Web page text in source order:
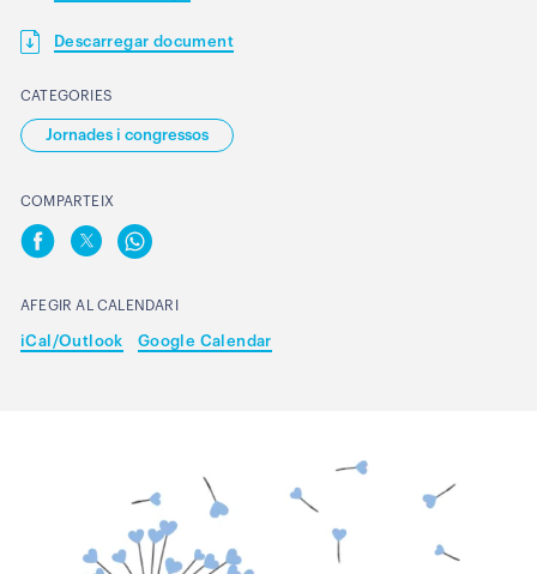
Descarregar document
CATEGORIES
Jornades i congressos
COMPARTEIX
AFEGIR AL CALENDARI
iCal/Outlook Google Calendar